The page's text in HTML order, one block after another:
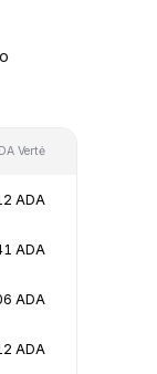
Vertė
ADA
ADA
ADA
ADA